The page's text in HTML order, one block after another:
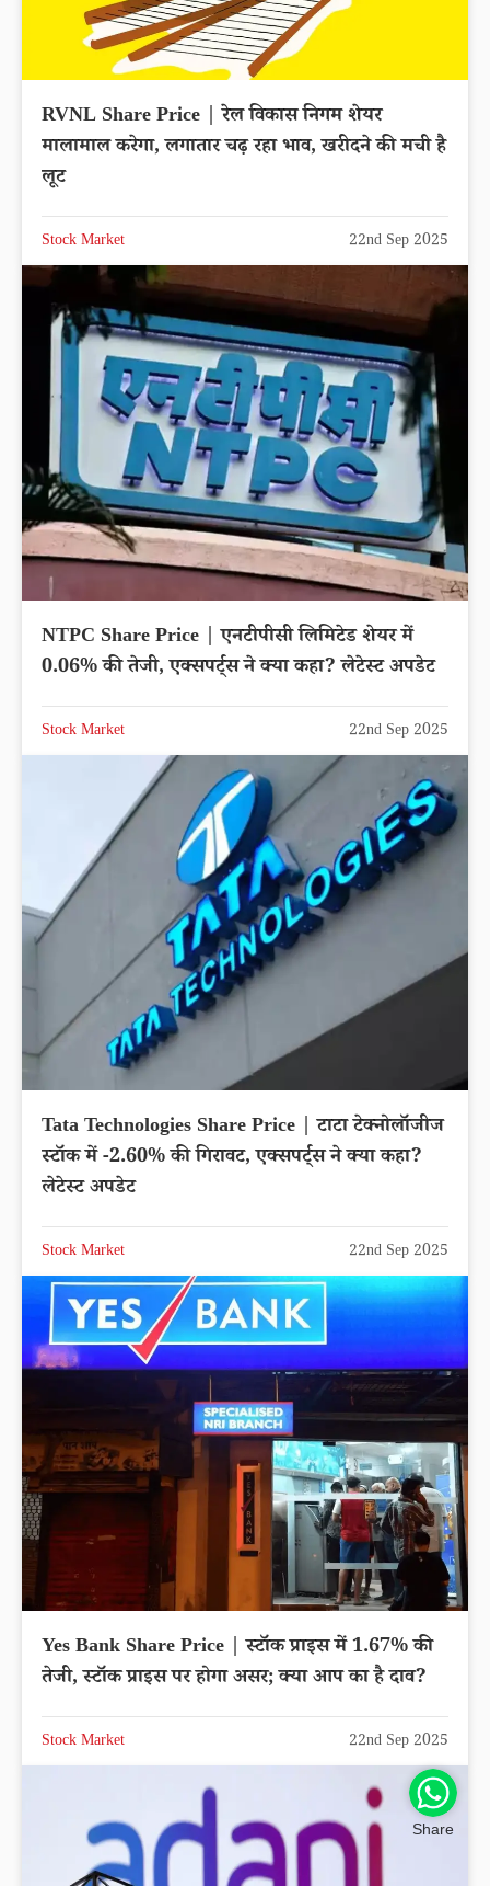
RVNL Share Price | रेल विकास निगम शेयर
मालामाल करेगा, लगातार चढ़ रहा भाव, खरीदने की मची है
लूट
Stock Market 22nd Sep 2025
NTPC Share Price | एनटीपीसी लिमिटेड शेयर में
0.06% की तेजी, एक्सपर्ट्स ने क्या कहा? लेटेस्ट अपडेट
Stock Market 22nd Sep 2025
Tata Technologies Share Price | टाटा टेक्नोलॉजीज
स्टॉक में -2.60% की गिरावट, एक्सपर्ट्स ने क्या कहा?
लेटेस्ट अपडेट
Stock Market 22nd Sep 2025
Yes Bank Share Price | स्टॉक प्राइस में 1.67% की
तेजी, स्टॉक प्राइस पर होगा असर; क्या आप का है दाव?
Stock Market 22nd Sep 2025
Share